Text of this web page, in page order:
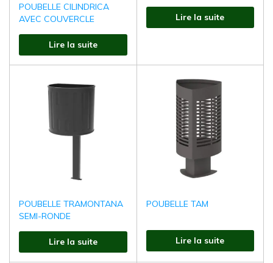
POUBELLE CILINDRICA
AVEC COUVERCLE
Lire la suite
Lire la suite
POUBELLE TRAMONTANA
SEMI-RONDE
Lire la suite
POUBELLE TAM
Lire la suite